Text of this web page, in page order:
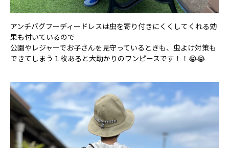
アンチバグフーディードレスは虫を寄り付きにくくしてくれる効
果も付いているので
公園やレジャーでお子さんを見守っているときも、虫よけ対策も
できてしまう１枚あると大助かりのワンピースです！！😭😭